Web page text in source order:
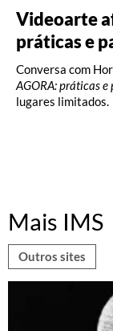
Videoarte
práticas e
Conversa com
AGORA: práticas
lugares limitados.
Fotografia:
(2026)
Oficina com
Fotografia:
Oficina com
Mais IMS
Outros sites